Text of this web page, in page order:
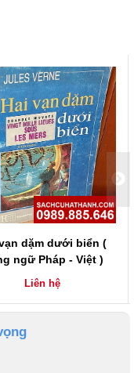
dặm dưới biển (
ngữ Pháp - Việt )
Liên hệ